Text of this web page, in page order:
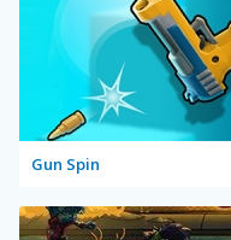
Gun Spin